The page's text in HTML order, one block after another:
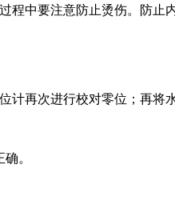
程中要注意防止烫伤。防止
再次进行校对零位；再将
。